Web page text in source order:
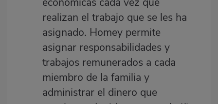
realizan el trabajo que se les ha
asignado. Homey permite
asignar responsabilidades y
trabajos remunerados a cada
miembro de la familia y
administrar el dinero que